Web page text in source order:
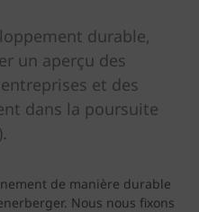
durable,
un aperçu des
et des
dans la poursuite
de manière durable
Nous nous fixons